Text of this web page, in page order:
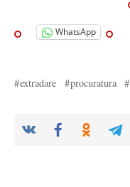
WhatsApp
extradare procuratura